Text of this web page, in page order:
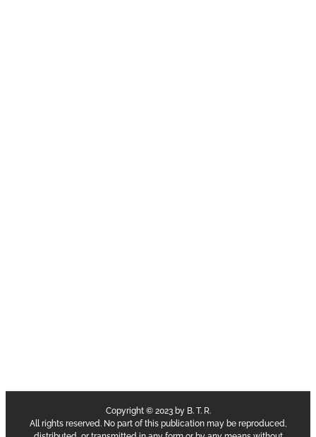
Copyright © 2023 by B. T. R.
All rights reserved. No part of this publication may be reproduced,